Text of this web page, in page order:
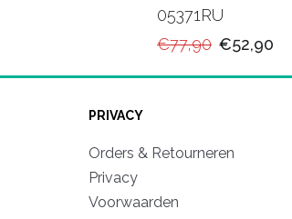
05371RU
€77,90 €52,90
PRIVACY
Orders & Retourneren
Privacy
Voorwaarden